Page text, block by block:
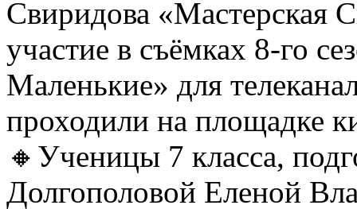
Свиридова «Мастерская
участие в съёмках 8-го
Маленькие» для
проходили на площадке
🔸Ученицы 7 класса,
Долгополовой Еленой